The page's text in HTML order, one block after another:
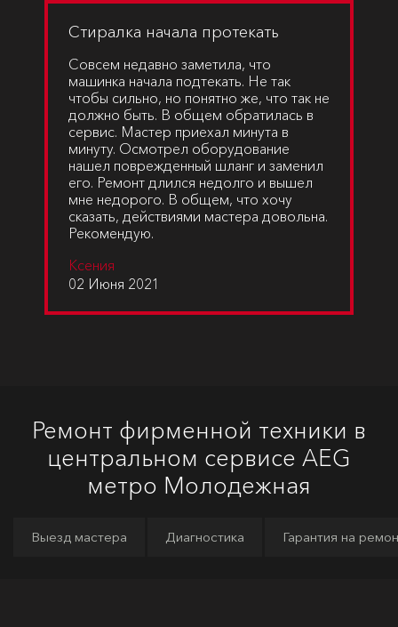
Стиралка начала протекать
Совсем недавно заметила, что
машинка начала подтекать. Не так
чтобы сильно, но понятно же, что так не
должно быть. В общем обратилась в
сервис. Мастер приехал минута в
минуту. Осмотрел оборудование
нашел поврежденный шланг и заменил
его. Ремонт длился недолго и вышел
мне недорого. В общем, что хочу
сказать, действиями мастера довольна.
Рекомендую.
Ксения
02 Июня 2021
Ремонт фирменной техники в
центральном сервисе AEG
метро Молодежная
Выезд мастера Диагностика Гарантия на